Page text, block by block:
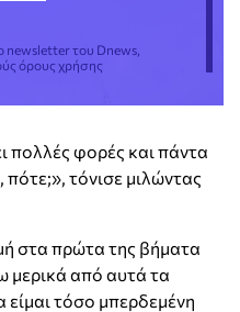
newsletter του Dnews,
όρους χρήσης
πολλές φορές και πάντα
πότε;», τόνισε μιλώντας
στα πρώτα της βήματα
από αυτά τα
τόσο μπερδεμένη